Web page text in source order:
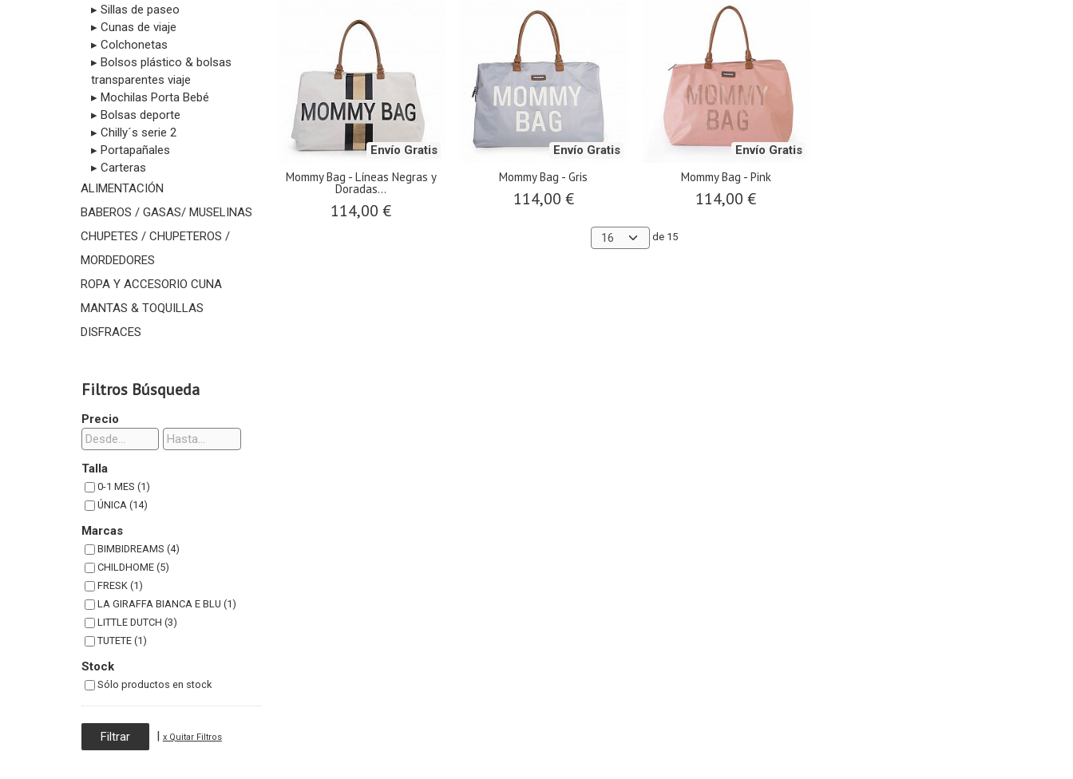
▸ Sillas de paseo
▸ Cunas de viaje
▸ Colchonetas
▸ Bolsos plástico & bolsas
transparentes viaje
▸ Mochilas Porta Bebé
▸ Bolsas deporte
▸ Chilly´s serie 2
▸ Portapañales
▸ Carteras
ALIMENTACIÓN
BABEROS / GASAS/ MUSELINAS
CHUPETES / CHUPETEROS /
MORDEDORES
ROPA Y ACCESORIO CUNA
MANTAS & TOQUILLAS
DISFRACES
Filtros Búsqueda
Precio
Talla
0-1 MES (1)
ÚNICA (14)
Marcas
BIMBIDREAMS (4)
CHILDHOME (5)
FRESK (1)
LA GIRAFFA BIANCA E BLU (1)
LITTLE DUTCH (3)
TUTETE (1)
Stock
Sólo productos en stock
| x Quitar Filtros
Envío Gratis
Mommy Bag - Líneas Negras y
Doradas...
114,00 €
Envío Gratis
Mommy Bag - Gris
114,00 €
Envío Gratis
Mommy Bag - Pink
114,00 €
de 15